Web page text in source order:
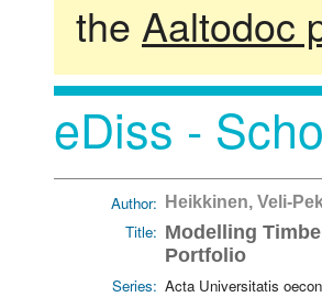
the Aaltodoc
eDiss -
Author: Heikkinen, Veli-
Title: Modelling
Portfolio
Series: Acta Universitatis